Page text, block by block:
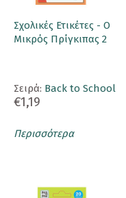
Σχολικές Ετικέτες - Ο
Μικρός Πρίγκιπας 2
Σειρά: Back to School
€1,19
Περισσότερα